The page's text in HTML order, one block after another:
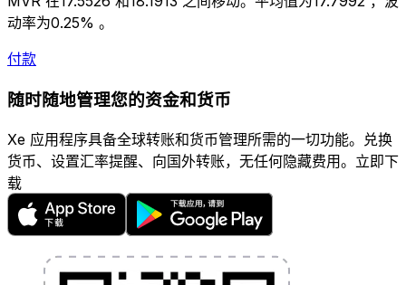
动率为0.25% 。
付款
随时随地管理您的资金和货币
Xe 应用程序具备全球转账和货币管理所需的一切功能。兑换
货币、设置汇率提醒、向国外转账，无任何隐藏费用。立即下
载